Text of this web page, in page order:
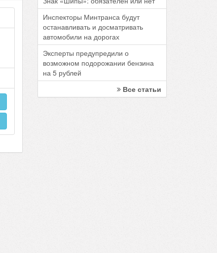
Инспекторы Минтранса будут
останавливать и досматривать
автомобили на дорогах
Эксперты предупредили о
возможном подорожании бензина
на 5 рублей
Все статьи